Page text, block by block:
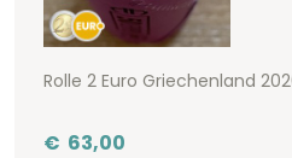
Rolle 2 Euro Griechenland
€ 63,00